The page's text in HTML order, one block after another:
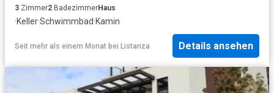
3 Zimmer2 BadezimmerHaus
·Keller·Schwimmbad·Kamin
Seit mehr als einem Monat bei Listanza Details ansehen